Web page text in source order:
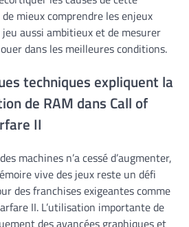
mieux comprendre les enjeux
aussi ambitieux et de mesurer
dans les meilleures conditions.
techniques expliquent la
de RAM dans Call of
II
machines n’a cessé d’augmenter,
vive des jeux reste un défi
des franchises exigeantes comme
II. L’utilisation importante de
des avancées graphiques et